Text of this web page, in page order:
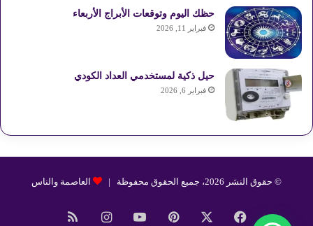
حظك اليوم وتوقعات الأبراج الأربعاء
فبراير 11, 2026
حيل ذكية لمستخدمي العداد الكودي
فبراير 6, 2026
© حقوق النشر 2026، جميع الحقوق محفوظة | العاصمة والناس
فيسبوك بينتيريست‫YouTubeانستقرام